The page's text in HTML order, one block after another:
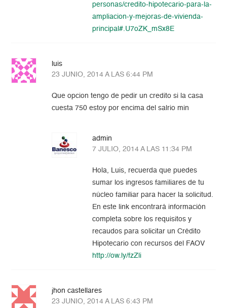
personas/credito-hipotecario-para-la-
ampliacion-y-mejoras-de-vivienda-
principal#.U7oZK_mSx8E
luis
23 JUNIO, 2014 A LAS 6:44 PM
Que opcion tengo de pedir un credito si la casa
cuesta 750 estoy por encima del salrio min
admin
7 JULIO, 2014 A LAS 11:34 PM
Hola, Luis, recuerda que puedes
sumar los ingresos familiares de tu
núcleo familiar para hacer la solicitud.
En este link encontrará información
completa sobre los requisitos y
recaudos para solicitar un Crédito
Hipotecario con recursos del FAOV
http://ow.ly/fzZli
jhon castellares
23 JUNIO, 2014 A LAS 6:43 PM